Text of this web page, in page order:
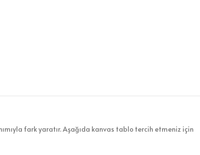
fark yaratır. Aşağıda kanvas tablo tercih etmeniz için